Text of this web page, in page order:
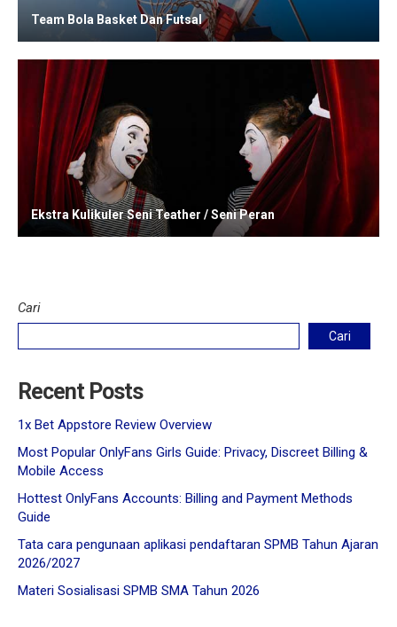
Team Bola Basket Dan Futsal
Ekstra Kulikuler Seni Teather / Seni Peran
Cari
Cari
Recent Posts
1x Bet Appstore Review Overview
Most Popular OnlyFans Girls Guide: Privacy, Discreet Billing &
Mobile Access
Hottest OnlyFans Accounts: Billing and Payment Methods
Guide
Tata cara pengunaan aplikasi pendaftaran SPMB Tahun Ajaran
2026/2027
Materi Sosialisasi SPMB SMA Tahun 2026